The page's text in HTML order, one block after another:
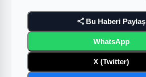
share Bu Haberi Paylaş
WhatsApp
X (Twitter)